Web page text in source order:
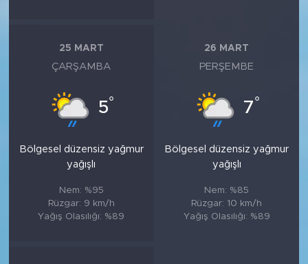
25 MART
ÇARŞAMBA
5°
Bölgesel düzensiz yağmur
yağışlı
Nem: %95
Rüzgar: 9 km/h
Yağış Olasılığı: %89
26 MART
PERŞEMBE
7°
Bölgesel düzensiz yağmur
yağışlı
Nem: %85
Rüzgar: 10 km/h
Yağış Olasılığı: %89